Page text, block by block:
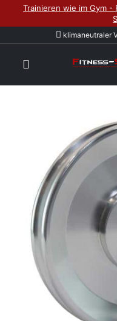
Trainieren wie im Gym
klimaneutraler